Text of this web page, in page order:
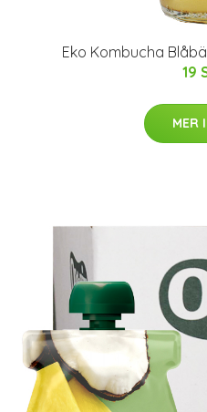
Eko Kombucha
19
MER